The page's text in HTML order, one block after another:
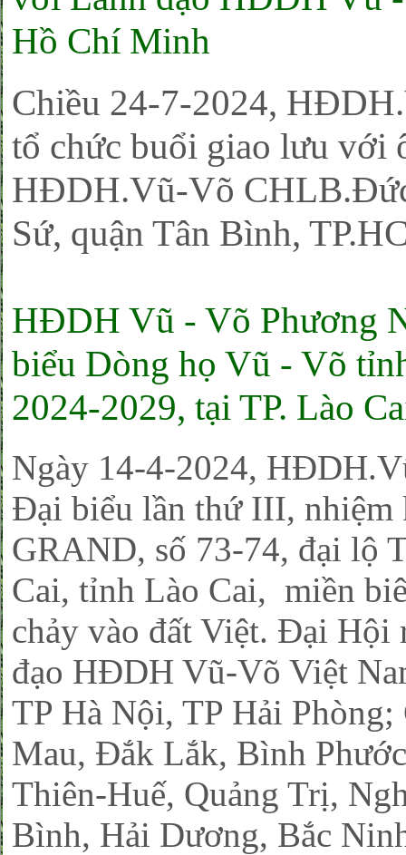
Hồ Chí Minh
Chiều 24-7-2024,
tổ chức buổi giao lưu với
HĐDH.Vũ-Võ
Sứ, quận Tân Bình,
HĐDH Vũ - Võ Phương
biểu Dòng họ Vũ - Võ
2024-2029, tại TP. Lào
Ngày 14-4-2024,
Đại biểu lần thứ III,
GRAND, số 73-74, đại lộ
Cai, tỉnh Lào Cai, miền
chảy vào đất Việt. Đại
đạo HĐDH Vũ-Võ Việt
TP Hà Nội, TP Hải
Mau, Đắk Lắk, Bình
Thiên-Huế, Quảng Trị,
Bình, Hải Dương, Bắc